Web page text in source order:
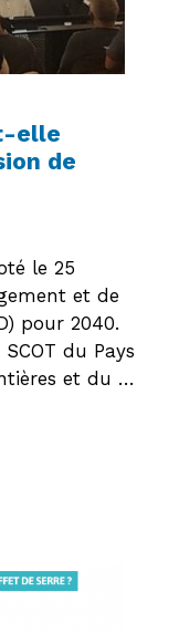
elle
de
le 25
et de
pour 2040.
du Pays
et du …